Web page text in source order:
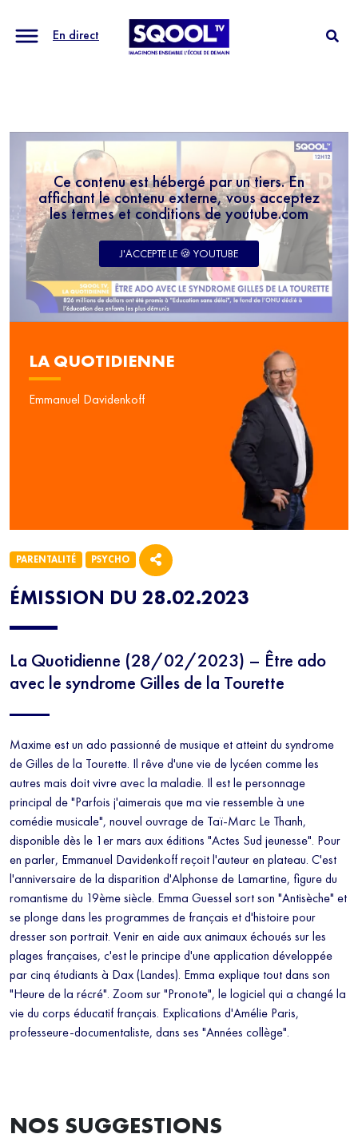
En direct
Ce contenu est hébergé par un tiers. En
affichant le contenu externe, vous acceptez
les termes et conditions de youtube.com
J'ACCEPTE LE 🍪 YOUTUBE
ÉMISSION DU 28.02.2023
La Quotidienne (28/02/2023) – Être ado
avec le syndrome Gilles de la Tourette
Maxime est un ado passionné de musique et atteint du syndrome
de Gilles de la Tourette. Il rêve d'une vie de lycéen comme les
autres mais doit vivre avec la maladie. Il est le personnage
principal de "Parfois j'aimerais que ma vie ressemble à une
comédie musicale", nouvel ouvrage de Taï-Marc Le Thanh,
disponible dès le 1er mars aux éditions "Actes Sud jeunesse". Pour
en parler, Emmanuel Davidenkoff reçoit l'auteur en plateau. C'est
l'anniversaire de la disparition d'Alphonse de Lamartine, figure du
romantisme du 19ème siècle. Emma Guessel sort son "Antisèche" et
se plonge dans les programmes de français et d'histoire pour
dresser son portrait. Venir en aide aux animaux échoués sur les
plages françaises, c'est le principe d'une application développée
par cinq étudiants à Dax (Landes). Emma explique tout dans son
"Heure de la récré". Zoom sur "Pronote", le logiciel qui a changé la
vie du corps éducatif français. Explications d'Amélie Paris,
professeure-documentaliste, dans ses "Années collège".
PARENTALITÉ PSYCHO
LA QUOTIDIENNE
Emmanuel Davidenkoff
NOS SUGGESTIONS